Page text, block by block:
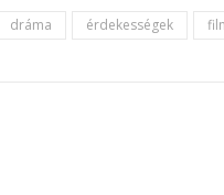
dráma érdekességek